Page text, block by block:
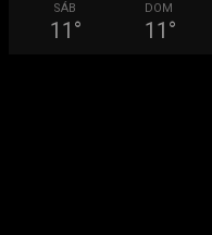
SÁB
11 °
DOM
11 °